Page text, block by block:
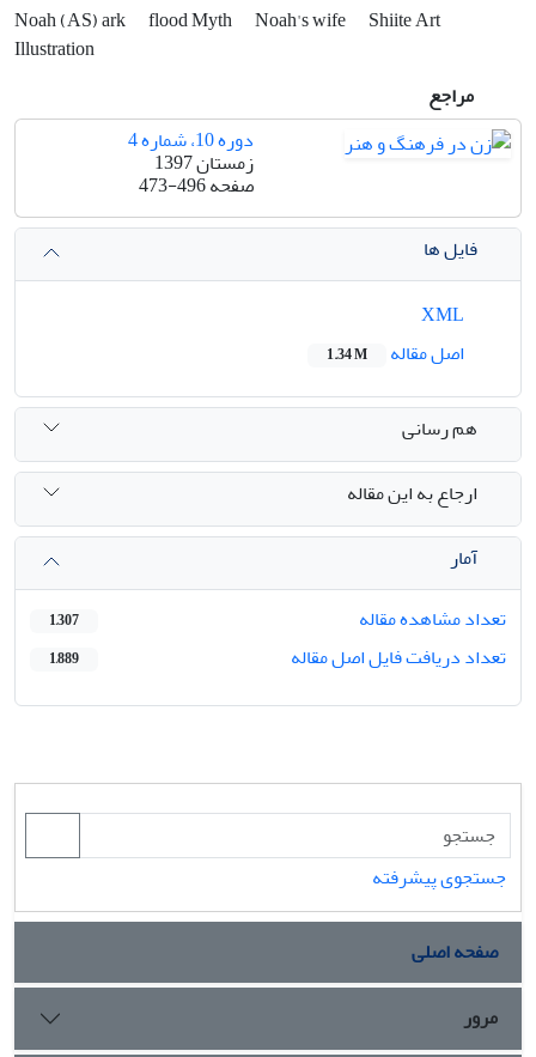
Noah (AS) ark flood Myth Noah's wife
Shiite Art
Illustration
مراجع
دوره 10، شماره 4
زمستان 1397
صفحه473-496
فایل ها
اصل مقاله
1.34 M
هم رسانی
ارجاع به این مقاله
آمار
تعداد مشاهده مقاله
1,307
تعداد دریافت فایل اصل مقاله 1,889
جستجوی پیشرفته
صفحه اصلی
مرور